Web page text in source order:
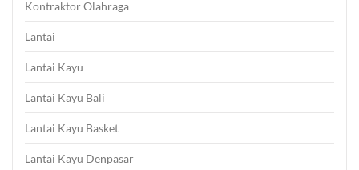
Kontraktor Olahraga
Lantai
Lantai Kayu
Lantai Kayu Bali
Lantai Kayu Basket
Lantai Kayu Denpasar